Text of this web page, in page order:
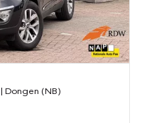
| Dongen (NB)